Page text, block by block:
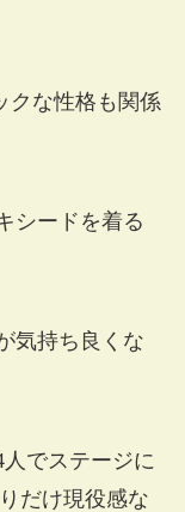
クな性格も関係
シードを着る
気持ち良くな
でステージに
だけ現役感な